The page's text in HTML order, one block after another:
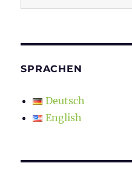
nach:
SPRACHEN
Deutsch
English